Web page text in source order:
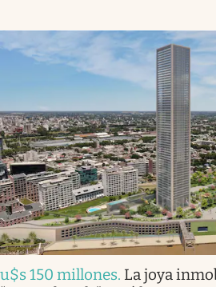
u$s 150 millones. La joya